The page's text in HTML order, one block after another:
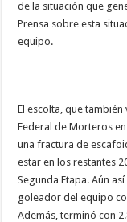
de la situación que
Prensa sobre esta
equipo.
El escolta, que también
Federal de Morteros
una fractura de
estar en los restantes
Segunda Etapa. Aún
goleador del equipo
Además, terminó con